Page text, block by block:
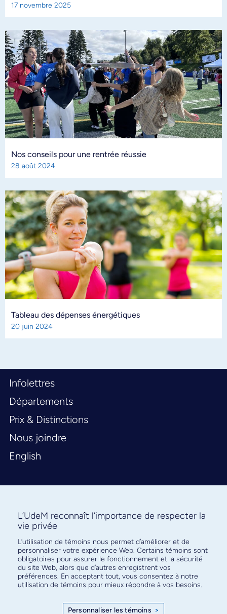
17 novembre 2025
Nos conseils pour une rentrée réussie
28 août 2024
Tableau des dépenses énergétiques
20 juin 2024
Infolettres
Départements
Prix & Distinctions
Nous joindre
English
Abonnez-vous à notre infolettre
pour connaître l’actualité facultaire
L’UdeM reconnaît l’importance de respecter la
vie privée
L’utilisation de témoins nous permet d’améliorer et de
personnaliser votre expérience Web. Certains témoins sont
obligatoires pour assurer le fonctionnement et la sécurité
du site Web, alors que d’autres enregistrent vos
préférences. En acceptant tout, vous consentez à notre
utilisation de témoins pour mieux répondre à vos besoins.
Personnaliser les témoins >